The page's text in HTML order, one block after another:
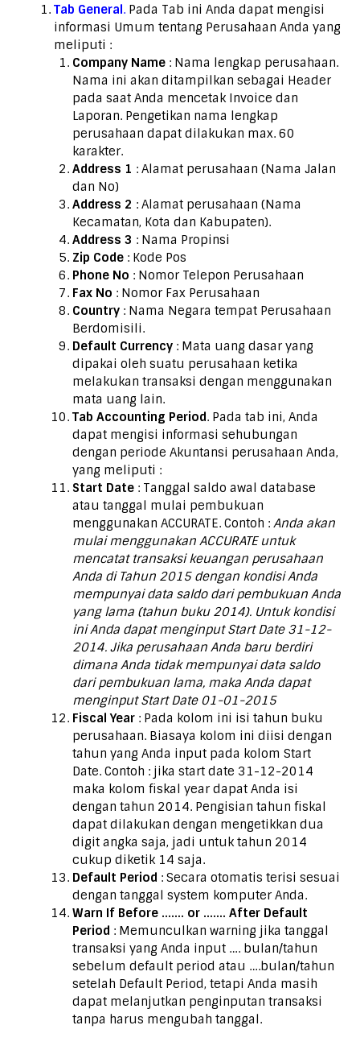
Tab General. Pada Tab ini Anda dapat mengisi
informasi Umum tentang Perusahaan Anda yang
meliputi :
Company Name : Nama lengkap perusahaan.
Nama ini akan ditampilkan sebagai Header
pada saat Anda mencetak Invoice dan
Laporan. Pengetikan nama lengkap
perusahaan dapat dilakukan max. 60
karakter.
Address 1 : Alamat perusahaan (Nama Jalan
dan No)
Address 2 : Alamat perusahaan (Nama
Kecamatan, Kota dan Kabupaten).
Address 3 : Nama Propinsi
Zip Code : Kode Pos
Phone No : Nomor Telepon Perusahaan
Fax No : Nomor Fax Perusahaan
Country : Nama Negara tempat Perusahaan
Berdomisili.
Default Currency : Mata uang dasar yang
dipakai oleh suatu perusahaan ketika
melakukan transaksi dengan menggunakan
mata uang lain.
Tab Accounting Period. Pada tab ini, Anda
dapat mengisi informasi sehubungan
dengan periode Akuntansi perusahaan Anda,
yang meliputi :
Start Date : Tanggal saldo awal database
atau tanggal mulai pembukuan
menggunakan ACCURATE. Contoh : Anda akan
mulai menggunakan ACCURATE untuk
mencatat transaksi keuangan perusahaan
Anda di Tahun 2015 dengan kondisi Anda
mempunyai data saldo dari pembukuan Anda
yang lama (tahun buku 2014). Untuk kondisi
ini Anda dapat menginput Start Date 31-12-
2014. Jika perusahaan Anda baru berdiri
dimana Anda tidak mempunyai data saldo
dari pembukuan lama, maka Anda dapat
menginput Start Date 01-01-2015
Fiscal Year : Pada kolom ini isi tahun buku
perusahaan. Biasaya kolom ini diisi dengan
tahun yang Anda input pada kolom Start
Date. Contoh : jika start date 31-12-2014
maka kolom fiskal year dapat Anda isi
dengan tahun 2014. Pengisian tahun fiskal
dapat dilakukan dengan mengetikkan dua
digit angka saja, jadi untuk tahun 2014
cukup diketik 14 saja.
Default Period : Secara otomatis terisi sesuai
dengan tanggal system komputer Anda.
Warn If Before ……. or ……. After Default
Period : Memunculkan warning jika tanggal
transaksi yang Anda input …. bulan/tahun
sebelum default period atau ….bulan/tahun
setelah Default Period, tetapi Anda masih
dapat melanjutkan penginputan transaksi
tanpa harus mengubah tanggal.